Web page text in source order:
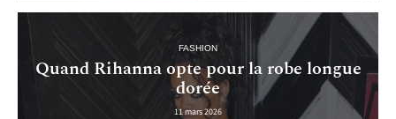
FASHION
Quand Rihanna opte pour la robe longue
dorée
11 mars 2026